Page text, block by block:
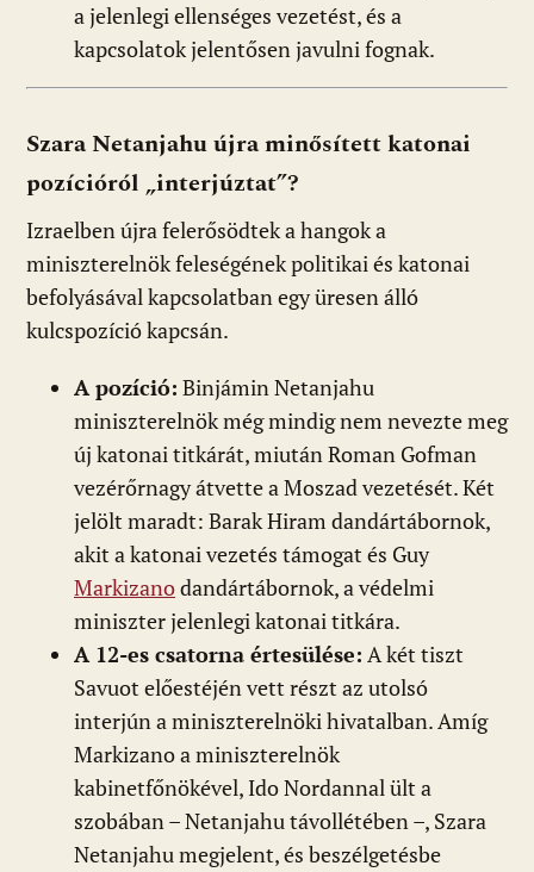
a jelenlegi ellenséges vezetést, és a
kapcsolatok jelentősen javulni fognak.
Szara Netanjahu újra minősített katonai
pozícióról „interjúztat”?
Izraelben újra felerősödtek a hangok a
miniszterelnök feleségének politikai és katonai
befolyásával kapcsolatban egy üresen álló
kulcspozíció kapcsán.
A pozíció: Binjámin Netanjahu
miniszterelnök még mindig nem nevezte meg
új katonai titkárát, miután Roman Gofman
vezérőrnagy átvette a Moszad vezetését. Két
jelölt maradt: Barak Hiram dandártábornok,
akit a katonai vezetés támogat és Guy
Markizanodandártábornok, a védelmi
miniszter jelenlegi katonai titkára.
A 12-es csatorna értesülése: A két tiszt
Savuot előestéjén vett részt az utolsó
interjún a miniszterelnöki hivatalban. Amíg
Markizano a miniszterelnök
kabinetfőnökével, Ido Nordannal ült a
szobában – Netanjahu távollétében –, Szara
Netanjahu megjelent, és beszélgetésbe